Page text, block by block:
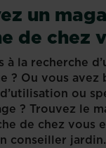
un
de chez
à la recherche
? Ou vous avez
ou
? Trouvez le
de chez vous
conseiller jardin.